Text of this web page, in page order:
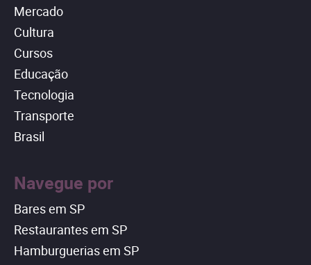
Mercado
Cultura
Cursos
Educação
Tecnologia
Transporte
Brasil
Navegue por
Bares em SP
Restaurantes em SP
Hamburguerias em SP